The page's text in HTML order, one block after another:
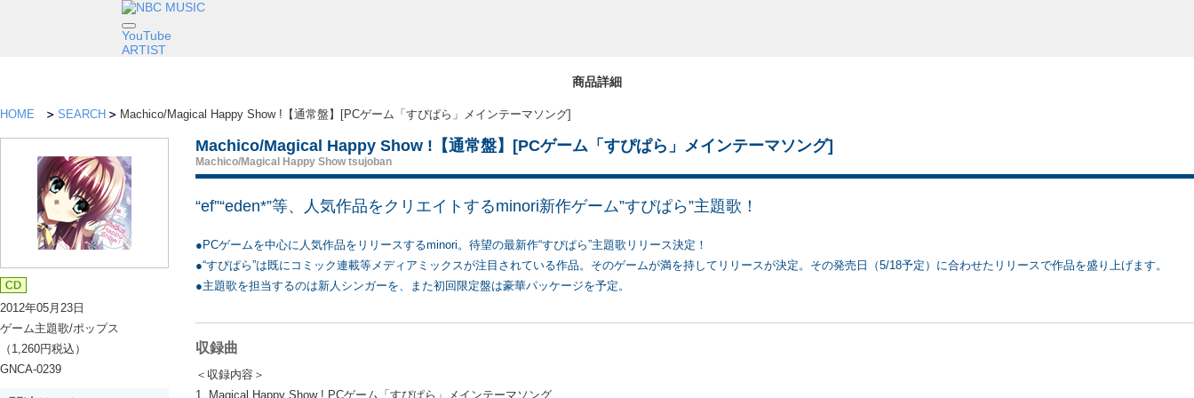
YouTube
ARTIST
商品詳細
HOME SEARCH Machico/Magical Happy Show !【通常盤】[PCゲーム「すぴぱら」メインテーマソング]
2012年05月23日
ゲーム主題歌/ポップス
（1,260円税込）
GNCA-0239
Machico/Magical Happy Show !【通常盤】[PCゲーム「すぴぱら」メインテーマソング]
Machico/Magical Happy Show tsujoban
“ef”“eden*”等、人気作品をクリエイトするminori新作ゲーム”すぴぱら”主題歌！
●PCゲームを中心に人気作品をリリースするminori。待望の最新作“すぴぱら”主題歌リリース決定！
●“すぴぱら”は既にコミック連載等メディアミックスが注目されている作品。そのゲームが満を持してリリースが決定。その発売日（5/18予定）に合わせたリリースで作品を盛り上げます。
●主題歌を担当するのは新人シンガーを、また初回限定盤は豪華パッケージを予定。
収録曲
＜収録内容＞
1. Magical Happy Show ! PCゲーム「すぴぱら」メインテーマソング